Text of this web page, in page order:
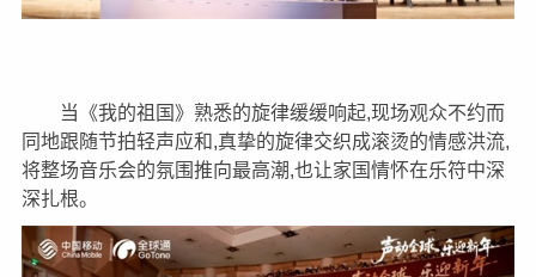
当《我的祖国》熟悉的旋律缓缓响起,现场观众不约而
同地跟随节拍轻声应和,真挚的旋律交织成滚烫的情感洪流,
将整场音乐会的氛围推向最高潮,也让家国情怀在乐符中深
深扎根。